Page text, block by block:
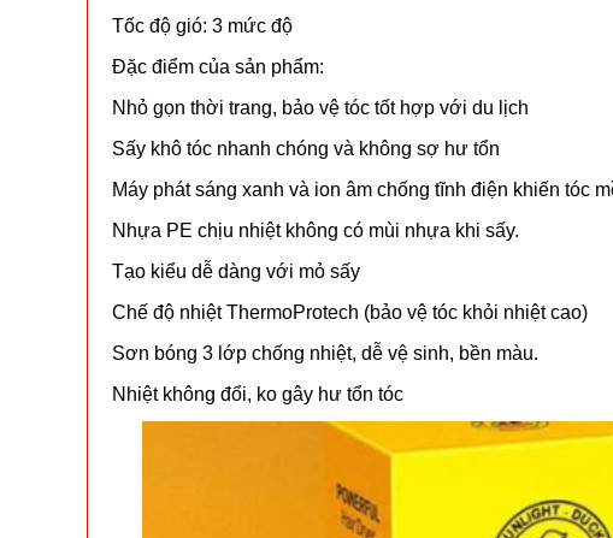
Tốc độ gió: 3 mức độ
Đặc điểm của sản phẩm:
Nhỏ gọn thời trang, bảo vệ tóc tốt hợp với du lịch
Sấy khô tóc nhanh chóng và không sợ hư tổn
Máy phát sáng xanh và ion âm chống tĩnh điện khiến tóc
Nhựa PE chịu nhiệt không có mùi nhựa khi sấy.
Tạo kiểu dễ dàng với mỏ sấy
Chế độ nhiệt ThermoProtech (bảo vệ tóc khỏi nhiệt cao)
Sơn bóng 3 lớp chống nhiệt, dễ vệ sinh, bền màu.
Nhiệt không đổi, ko gây hư tổn tóc